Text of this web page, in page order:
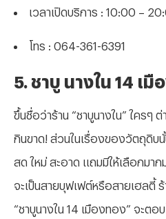
เวลาเปิดบริการ : 10:00 –
โทร : 064-361-6391
5. ชาบู นางใน 14 เมื
ขึ้นชื่อว่าร้าน “ชาบูนางใน” ใครๆ
กินขาด! ส่วนในเรื่องของวัตถุดิบ
สด ใหม่ สะอาด แถมมีให้เลือกมา
จะเป็นสายบุฟเฟต์หรือสายเฮลตี้
“ชาบูนางใน 14 เมืองทอง” จะต